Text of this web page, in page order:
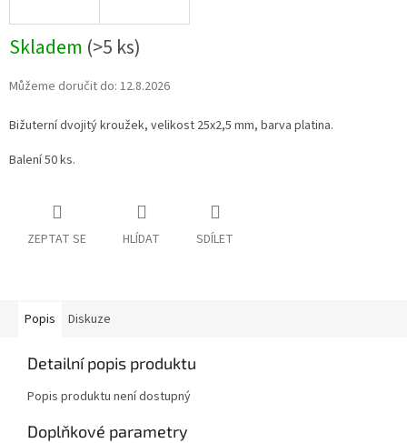
Skladem (>5 ks)
Můžeme doručit do: 12.8.2026
Bižuterní dvojitý kroužek, velikost 25x2,5 mm, barva platina.
Balení 50 ks.
ZEPTAT SE HLÍDAT SDÍLET
Popis Diskuze
Detailní popis produktu
Popis produktu není dostupný
Doplňkové parametry